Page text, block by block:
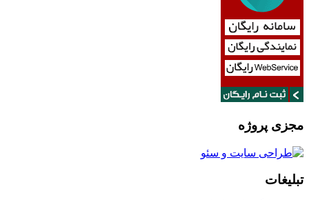
مجزی پروژه
تبلیغات